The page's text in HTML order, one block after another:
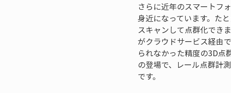
さらに近年のスマートフ
身近になっています。た
スキャンして点群化でき
がクラウドサービス経由
られなかった精度の3D点
の登場で、レール点群計
です。